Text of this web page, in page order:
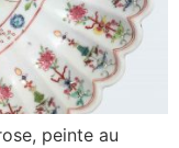
peinte au